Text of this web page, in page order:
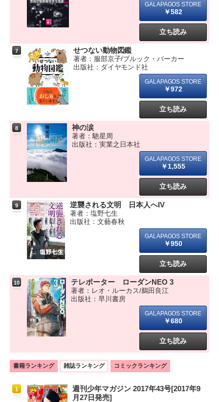
￥582
立ち読み
7 せつない動物図鑑
著者：服部京子/ブルック・バーカー
出版社：ダイヤモンド社
￥972
立ち読み
8 神の涙
著者：馳星周
出版社：実業之日本社
￥1,555
立ち読み
9 逆襲される文明 日本人へIV
著者：塩野七生
出版社：文藝春秋
￥950
立ち読み
10 テレポーター ローダンNEO 3
著者：レオ・ルーカス/鵜田良江
出版社：早川書房
￥680
立ち読み
書籍ランキング 雑誌ランキング コミックランキング
1
週刊少年マガジン 2017年43号[2017年9
月27日発売]